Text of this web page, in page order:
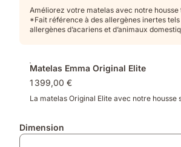
Améliorez votre matelas avec notre
*Fait référence à des allergènes inertes tels
allergènes d’acariens et d’animaux
Matelas Emma Original Elite
1 399,00 €
La matelas Original Elite avec notre housse
Dimension